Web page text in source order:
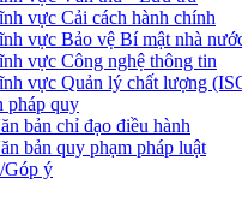
vực Cải cách hành chính
vực Bảo vệ Bí mật nhà
vực Công nghệ thông tin
vực Quản lý chất lượng
pháp quy
bản chỉ đạo điều hành
bản quy phạm pháp luật
Góp ý